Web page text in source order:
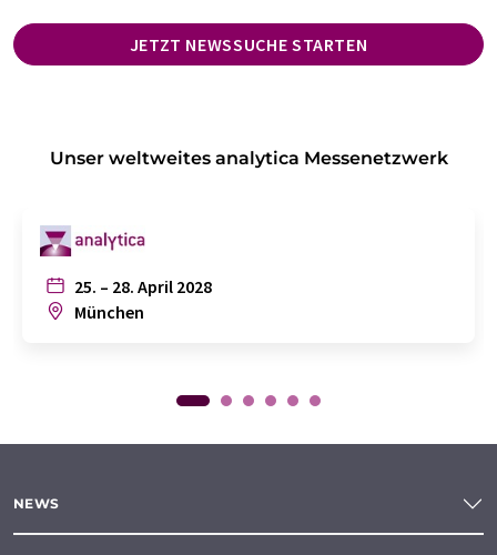
JETZT NEWSSUCHE STARTEN
Unser weltweites analytica Messenetzwerk
25. – 28. April 2028
München
NEWS